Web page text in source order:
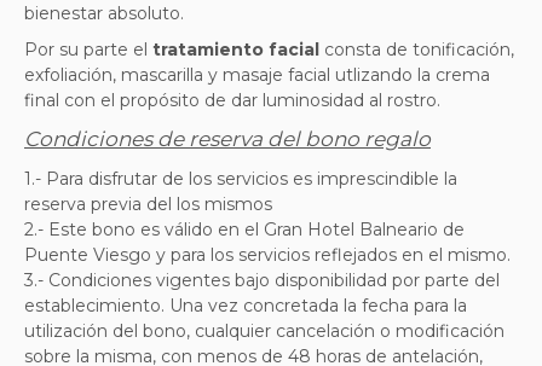
bienestar absoluto.
Por su parte el tratamiento facial consta de tonificación,
exfoliación, mascarilla y masaje facial utlizando la crema
final con el propósito de dar luminosidad al rostro.
Condiciones de reserva del bono regalo
1.- Para disfrutar de los servicios es imprescindible la
reserva previa del los mismos
2.- Este bono es válido en el Gran Hotel Balneario de
Puente Viesgo y para los servicios reflejados en el mismo.
3.- Condiciones vigentes bajo disponibilidad por parte del
establecimiento. Una vez concretada la fecha para la
utilización del bono, cualquier cancelación o modificación
sobre la misma, con menos de 48 horas de antelación,